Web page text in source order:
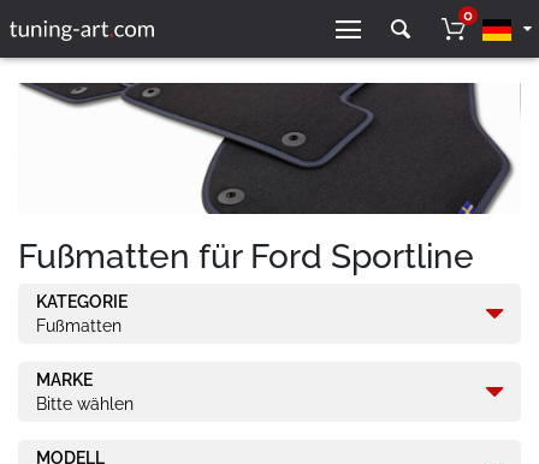
0
Fußmatten für Ford Sportline
KATEGORIE
Fußmatten
MARKE
Bitte wählen
MODELL